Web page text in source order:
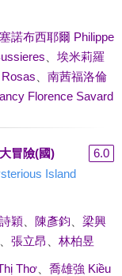
諾布西耶爾 Philippe
埃米莉羅
南茜福洛倫
Florence Savard
冒險(國)
6.0
Island
穎 陳彥鈞
梁興
張立昂 林柏昱
Thơ、 喬雄強 Kiều